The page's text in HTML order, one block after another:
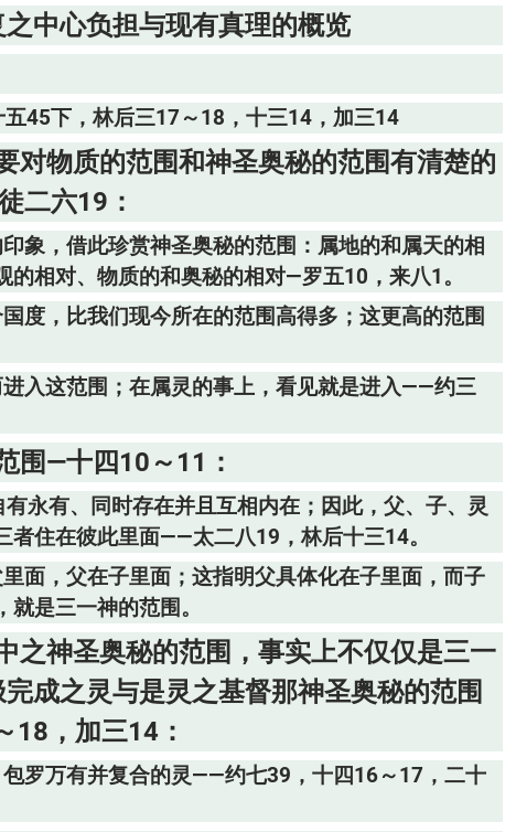
中心负担与现有真理的概览
45下，林后三17～18，十三14，加三14
对物质的范围和神圣奥秘的范围有清楚的
二六19：
象，借此珍赏神圣奥秘的范围：属地的和属天的相
相对、物质的和奥秘的相对—罗五10，来八1。
度，比我们现今所在的范围高得多；这更高的范围
入这范围；在属灵的事上，看见就是进入——约三
围—十四10～11：
有、同时存在并且互相内在；因此，父、子、灵
住在彼此里面——太二八19，林后十三14。
面，父在子里面；这指明父具体化在子里面，而子
是三一神的范围。
之神圣奥秘的范围，事实上不仅仅是三一
成之灵与是灵之基督那神圣奥秘的范围
，加三14：
罗万有并复合的灵——约七39，十四16～17，二十